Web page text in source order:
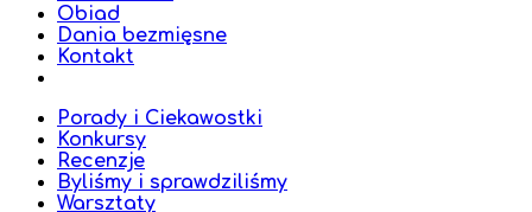
Obiad
Dania bezmięsne
Kontakt
Porady i Ciekawostki
Konkursy
Recenzje
Byliśmy i sprawdziliśmy
Warsztaty